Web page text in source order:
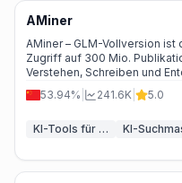
AMiner
AMiner – GLM-Vollversion
Zugriff auf 300 Mio.
Verstehen, Schreiben und
53.94%
241.6K 5.0
KI-Tools für wissenschaftliche Arbeiten